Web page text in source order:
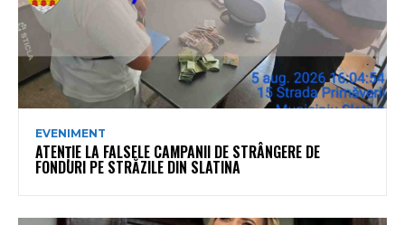
EVENIMENT
ATENȚIE LA FALSELE CAMPANII DE STRÂNGERE DE
FONDURI PE STRĂZILE DIN SLATINA